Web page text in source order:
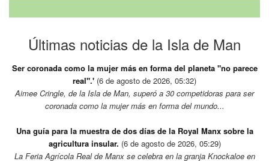
Últimas noticias de la Isla de Man
Ser coronada como la mujer más en forma del planeta "no parece
real".' (6 de agosto de 2026, 05:32)
Aimee Cringle, de la Isla de Man, superó a 30 competidoras para ser
coronada como la mujer más en forma del mundo...
Una guía para la muestra de dos días de la Royal Manx sobre la
agricultura insular. (6 de agosto de 2026, 05:29)
La Feria Agrícola Real de Manx se celebra en la granja Knockaloe en